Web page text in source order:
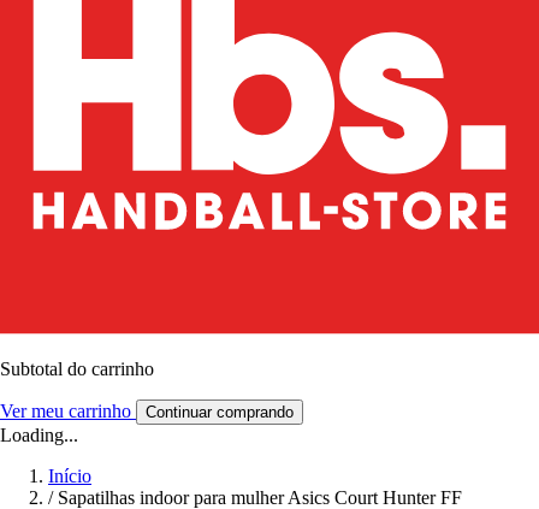
Subtotal do carrinho
Ver meu carrinho Continuar comprando
Loading...
Início
/ Sapatilhas indoor para mulher Asics Court Hunter FF